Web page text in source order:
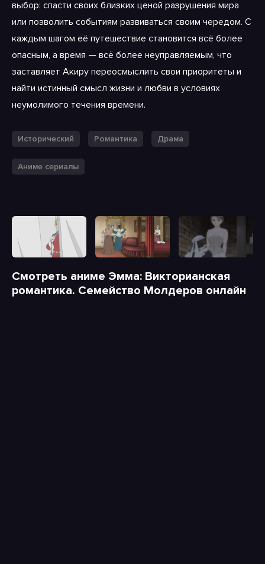
выбор: спасти своих близких ценой разрушения мира
или позволить событиям развиваться своим чередом. С
каждым шагом её путешествие становится всё более
опасным, а время — всё более неуправляемым, что
заставляет Акиру переосмыслить свои приоритеты и
найти истинный смысл жизни и любви в условиях
неумолимого течения времени.
Исторический Романтика Драма
Аниме сериалы
Смотреть аниме Эмма: Викторианская
романтика. Семейство Молдеров онлайн